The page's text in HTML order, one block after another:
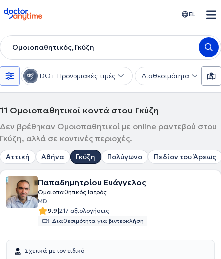
doctoranytime EL
Ομοιοπαθητικός, Γκύζη
DO+ Προνομιακές τιμές Διαθεσιμότητα
11 Ομοιοπαθητικοί κοντά στου Γκύζη
Δεν βρέθηκαν Ομοιοπαθητικοί με online ραντεβού στου
Γκύζη, αλλά σε κοντινές περιοχές.
Αττική Αθήνα Γκύζη Πολύγωνο Πεδίον του Άρεως
Παπαδημητρίου Ευάγγελος
Ομοιοπαθητικός Ιατρός
MD
9.9|217 αξιολογήσεις
Διαθεσιμότητα για βιντεοκλήση
Σχετικά με τον ειδικό